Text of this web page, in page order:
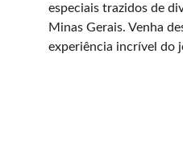
especiais trazidos de
Minas Gerais. Venha
experiência incrível do